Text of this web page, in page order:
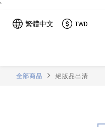
`
繁體中文 TWD
全部商品 絕版品出清